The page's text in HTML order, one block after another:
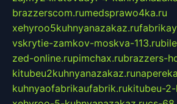
brazzerscom.rumedsprawo4ka.ru
xehyroo5kuhnyanazakaz.ru
vskrytie-zamkov-moskva-113.ru
zed-online.rupimchax.rubrazzers-
kitubeu2kuhnyanazakaz.ru
kuhnyaofabrikaufabrik.rukitubeu-